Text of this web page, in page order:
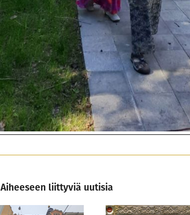
Aiheeseen liittyviä uutisia